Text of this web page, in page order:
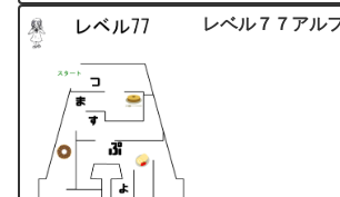
レベル７７アル